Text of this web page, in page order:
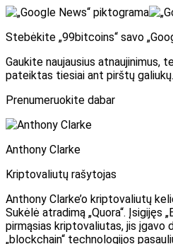
Stebėkite „99bitcoins“ savo
Gaukite naujausius atnaujinimus,
pateiktas tiesiai ant pirštų
Prenumeruokite dabar
Anthony Clarke
Kriptovaliutų rašytojas
Anthony Clarke’o kriptovaliutų
Sukėlė atradimą „Quora“. Įsigijęs
pirmąsias kriptovaliutas, jis įgavo
„blockchain“ technologijos